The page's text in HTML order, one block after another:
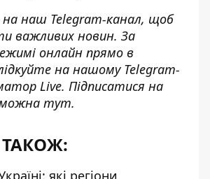
на наш Telegram-канал, щоб
важливих новин. За
онлайн прямо в
на нашому Telegram-
Live. Підписатися на
можна тут.
які регіони